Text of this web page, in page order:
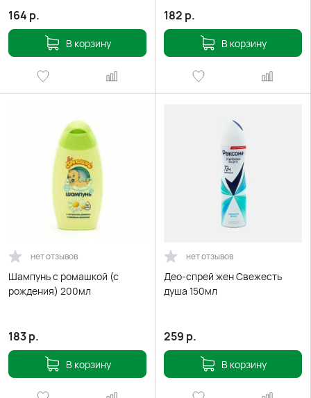
164 р.
В корзину
182 р.
В корзину
нет отзывов
Шампунь с ромашкой (с
рождения) 200мл
183р.
В корзину
нет отзывов
Део-спрей жен Свежесть
душа 150мл
259 р.
В корзину